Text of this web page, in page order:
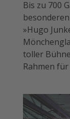
Bis zu 700
»Hugo
toller
Rahmen